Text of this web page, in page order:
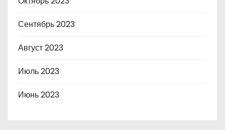
Сентябрь 2023
Август 2023
Июль 2023
Июнь 2023